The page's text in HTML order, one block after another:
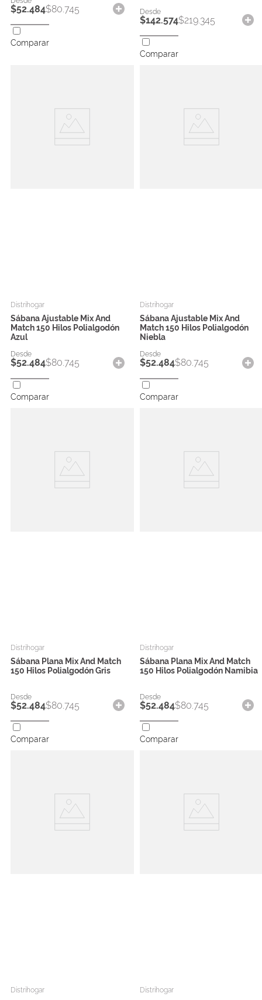
$52.484$80 745
Comparar
$142.574$219 345
Comparar
Distrihogar
Sábana Ajustable Mix And
Match 150 Hilos Polialgodón
Azul
$52.484$80.745
Comparar
Distrihogar
Sábana Ajustable Mix And
Match 150 Hilos Polialgodón
Niebla
$52.484$80.745
Comparar
Distrihogar
Sábana Plana Mix And Match
150 Hilos Polialgodón Gris
$52.484$80 745
Comparar
Distrihogar
Sábana Plana Mix And Match
150 Hilos Polialgodón Namibia
$52.484$80 745
Comparar
Distrihogar Distrihogar